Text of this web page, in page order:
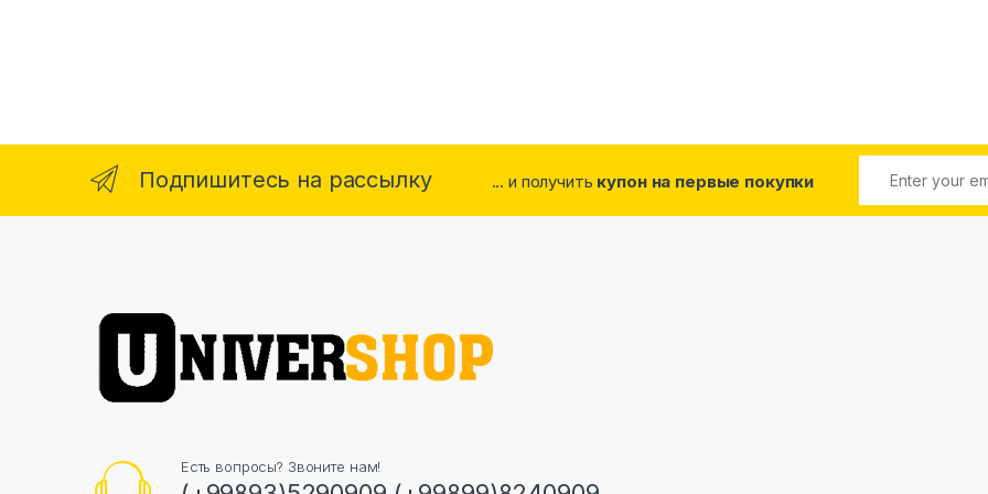
Подпишитесь на рассылку ... и получить купон на первые покупки
Есть вопросы? Звоните нам!